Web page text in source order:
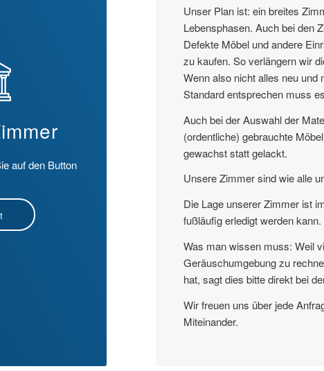
auf den Button
Unser Plan ist: ein breites
Lebensphasen. Auch bei den
Defekte Möbel und andere
zu kaufen. So verlängern wir
Wenn also nicht alles neu und
Standard entsprechen muss
Auch bei der Auswahl der
(ordentliche) gebrauchte
gewachst statt gelackt.
Unsere Zimmer sind wie alle
Die Lage unserer Zimmer ist
fußläufig erledigt werden
Was man wissen muss: Weil
Geräuschumgebung zu
hat, sagt dies bitte direkt bei
Wir freuen uns über jede
Miteinander.